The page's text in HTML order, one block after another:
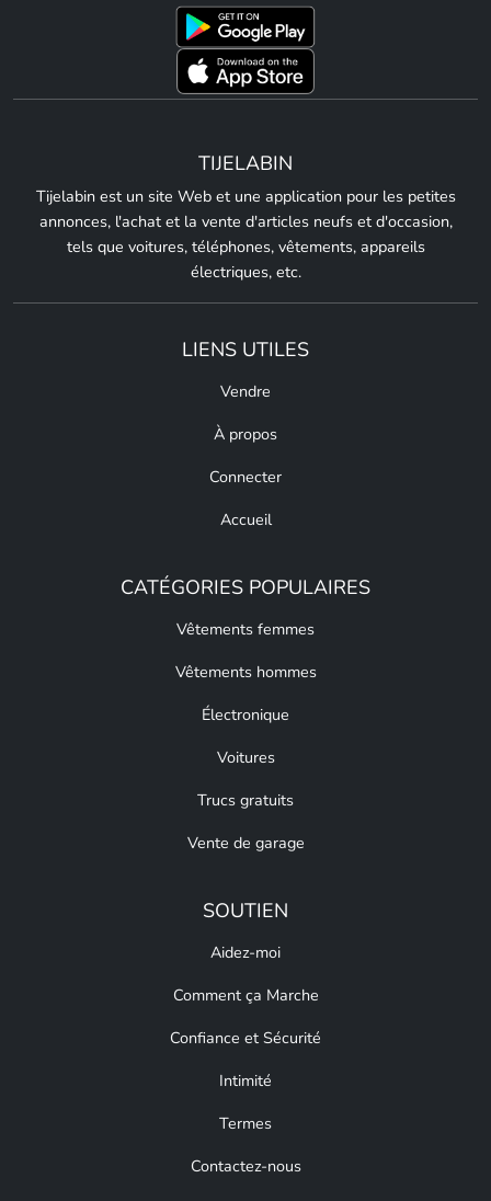
TIJELABIN
Tijelabin est un site Web et une application pour les petites
annonces, l'achat et la vente d'articles neufs et d'occasion,
tels que voitures, téléphones, vêtements, appareils
électriques, etc.
LIENS UTILES
Vendre
À propos
Connecter
Accueil
CATÉGORIES POPULAIRES
Vêtements femmes
Vêtements hommes
Électronique
Voitures
Trucs gratuits
Vente de garage
SOUTIEN
Aidez-moi
Comment ça Marche
Confiance et Sécurité
Intimité
Termes
Contactez-nous